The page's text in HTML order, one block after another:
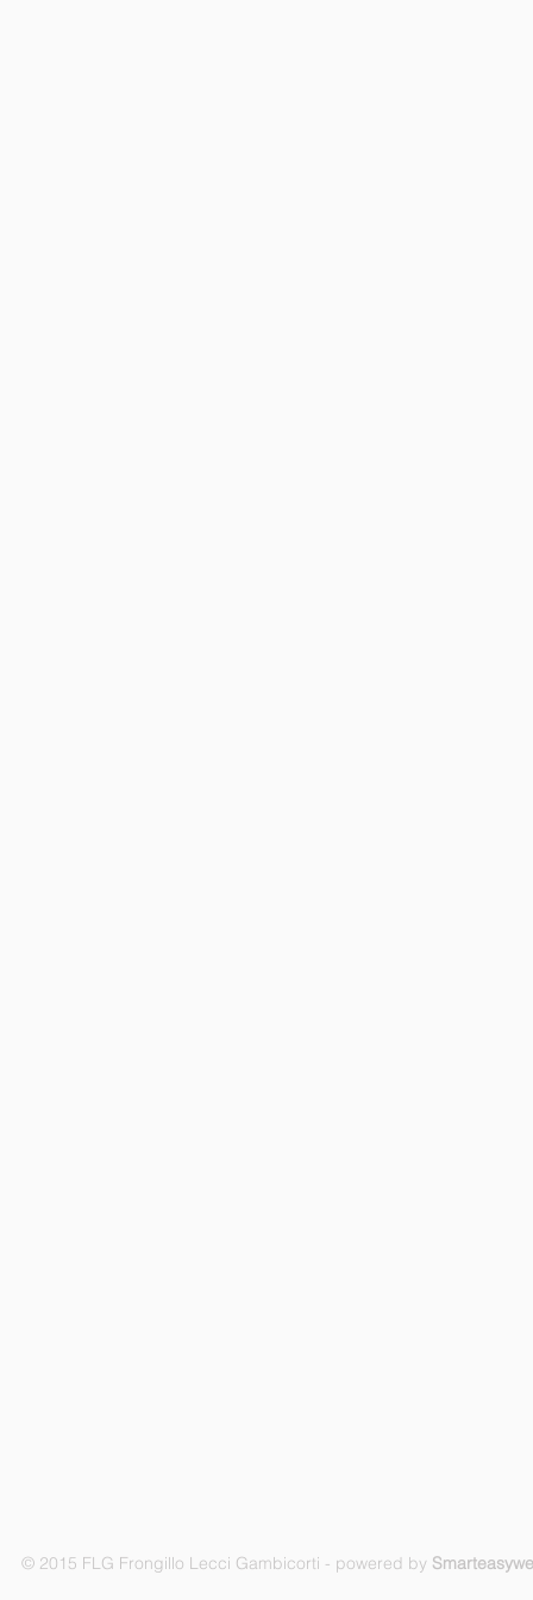
© 2015 FLG Frongillo Lecci Gambicorti - powered by